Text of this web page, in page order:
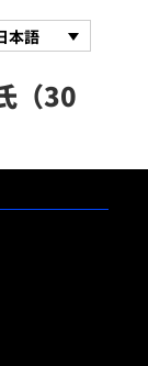
本語
（30